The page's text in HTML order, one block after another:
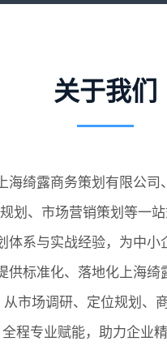
关于我们
海绮露商务策划有限公司
划、市场营销策划等一
体系与实战经验，为中小
供标准化、落地化上海绮
从市场调研、定位规划、
程专业赋能，助力企业